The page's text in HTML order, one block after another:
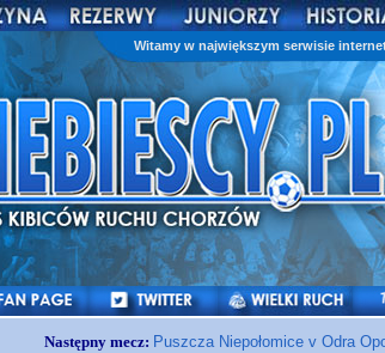
Witamy w największym serwisie
Następny mecz: Puszcza Niepołomice v Odra